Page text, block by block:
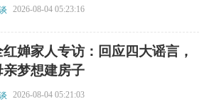
2026-08-04 05:23:16
红婵家人专访：回应四大谣言，
亲梦想建房子
2026-08-04 05:21:03